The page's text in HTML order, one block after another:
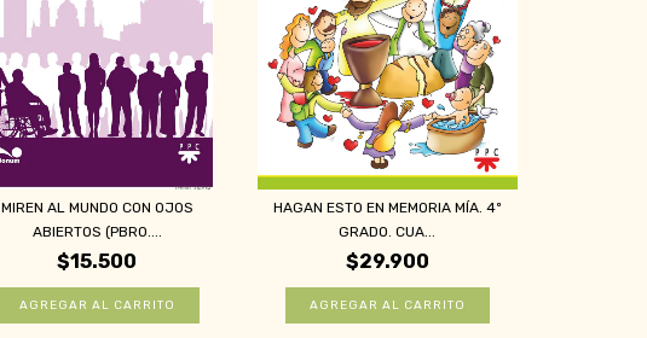
MIREN AL MUNDO CON OJOS
ABIERTOS (PBRO....
$15.500
HAGAN ESTO EN MEMORIA MÍA. 4º
GRADO. CUA...
$29.900